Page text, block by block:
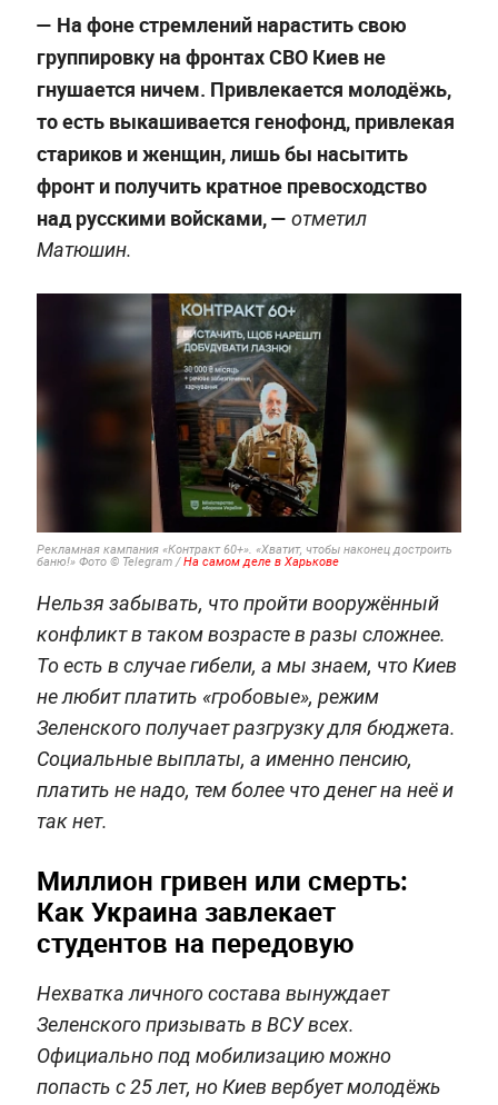
— На фоне стремлений нарастить свою
группировку на фронтах СВО Киев не
гнушается ничем. Привлекается молодёжь,
то есть выкашивается генофонд, привлекая
стариков и женщин, лишь бы насытить
фронт и получить кратное превосходство
над русскими войсками, — отметил
Матюшин.
Рекламная кампания «Контракт 60+». «Хватит, чтобы наконец достроить
баню!» Фото © Telegram /На самом деле в Харькове
Нельзя забывать, что пройти вооружённый
конфликт в таком возрасте в разы сложнее.
То есть в случае гибели, а мы знаем, что Киев
не любит платить «гробовые», режим
Зеленского получает разгрузку для бюджета.
Социальные выплаты, а именно пенсию,
платить не надо, тем более что денег на неё и
так нет.
Миллион гривен или смерть:
Как Украина завлекает
студентов на передовую
Нехватка личного состава вынуждает
Зеленского призывать в ВСУ всех.
Официально под мобилизацию можно
попасть с 25 лет, но Киев вербует молодёжь